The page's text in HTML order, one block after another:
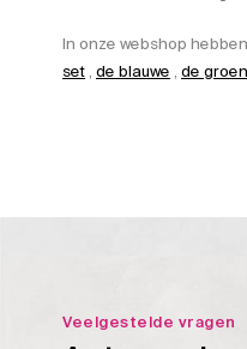
In onze webshop
set, de blauwe , de
Veelgestelde vragen